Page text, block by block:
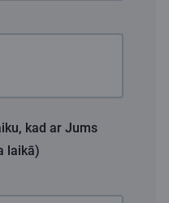
kad ar Jums
laikā)